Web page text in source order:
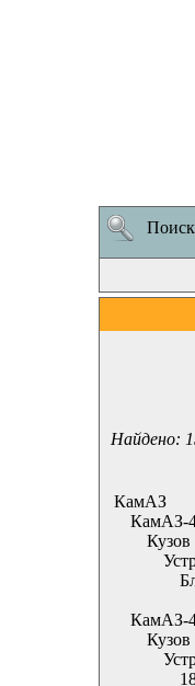
Найдено:
КамАЗ
КамАЗ-
Кузов
КамАЗ-
Кузов